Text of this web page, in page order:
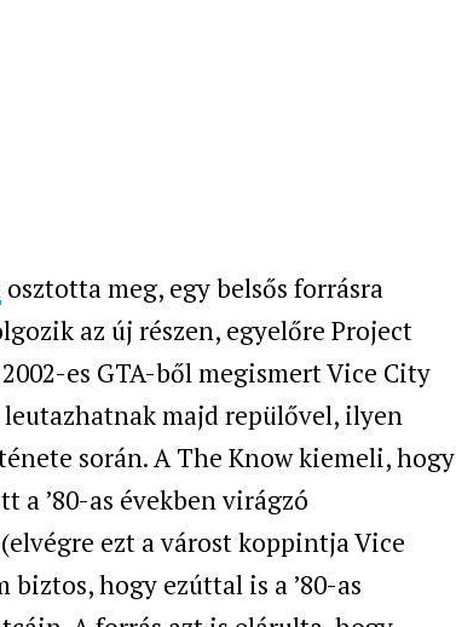
osztotta meg, egy belsős forrásra
az új részen, egyelőre Project
es GTA-ből megismert Vice City
majd repülővel, ilyen
során. A The Know kiemeli, hogy
a ’80-as években virágzó
ezt a várost koppintja Vice
hogy ezúttal is a ’80-as